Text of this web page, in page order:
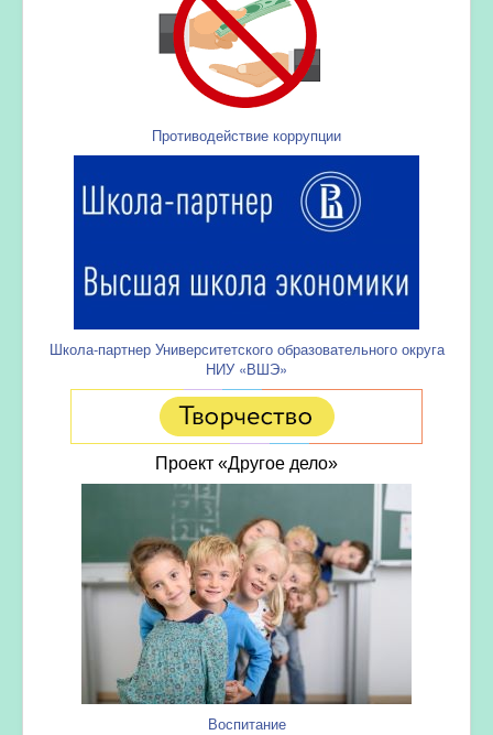
Противодействие коррупции
Школа-партнер Университетского образовательного округа
НИУ «ВШЭ»
Проект «Другое дело»
Воспитание